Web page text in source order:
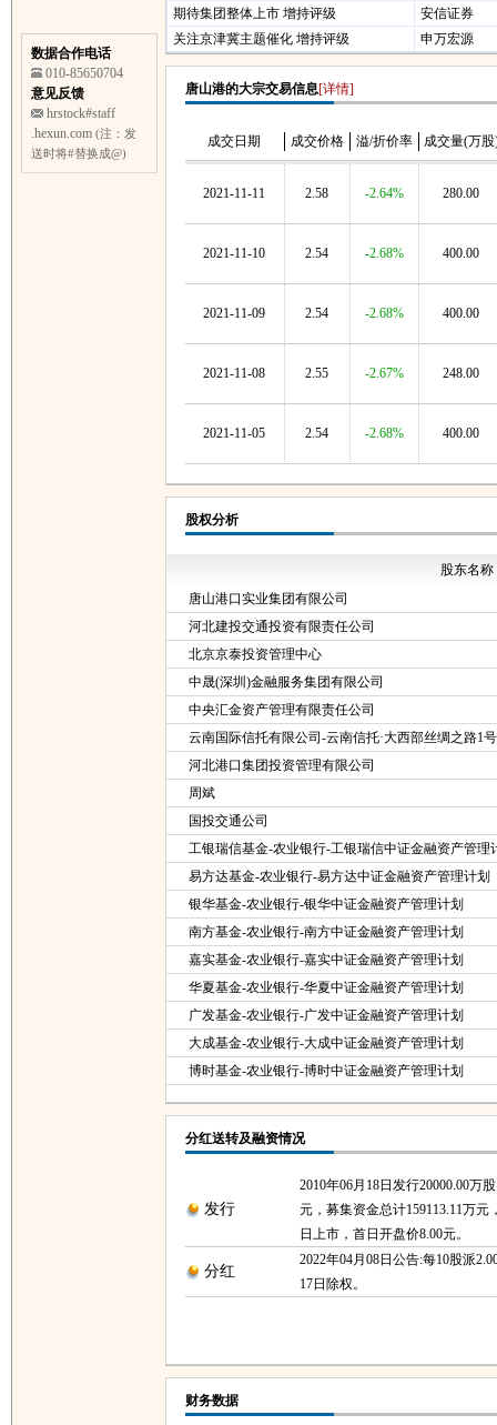
数据合作电话
010-85650704
意见反馈
hrstock#staff
.hexun.com (注：发
送时将#替换成@)
期待集团整体上市 增持评级
安信证券
关注京津冀主题催化 增持评级
申万宏源
唐山港的大宗交易信息[详情]
成交日期 成交价格 溢/折价率 成交量(万股
2021-11-11 2.58 -2.64% 280.00
2021-11-10 2.54 -2.68% 400.00
2021-11-09 2.54 -2.68% 400.00
2021-11-08 2.55 -2.67% 248.00
2021-11-05 2.54 -2.68% 400.00
股权分析
股东名称
唐山港口实业集团有限公司
河北建投交通投资有限责任公司
北京京泰投资管理中心
中晟(深圳)金融服务集团有限公司
中央汇金资产管理有限责任公司
云南国际信托有限公司-云南信托·大西部丝绸之路1
河北港口集团投资管理有限公司
周斌
国投交通公司
工银瑞信基金-农业银行-工银瑞信中证金融资产管理
易方达基金-农业银行-易方达中证金融资产管理计划
银华基金-农业银行-银华中证金融资产管理计划
南方基金-农业银行-南方中证金融资产管理计划
嘉实基金-农业银行-嘉实中证金融资产管理计划
华夏基金-农业银行-华夏中证金融资产管理计划
广发基金-农业银行-广发中证金融资产管理计划
大成基金-农业银行-大成中证金融资产管理计划
博时基金-农业银行-博时中证金融资产管理计划
分红送转及融资情况
发行
2010年06月18日发行20000.00万
元，募集资金总计159113.11万元
日上市，首日开盘价8.00元。
分红
2022年04月08日公告:每10股派
17日除权。
财务数据